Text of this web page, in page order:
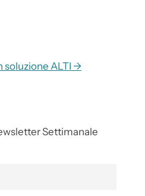
soluzione ALTI →
Settimanale